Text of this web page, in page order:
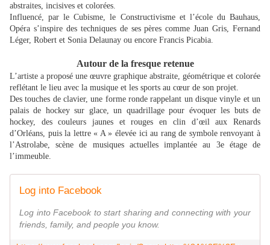
abstraites, incisives et colorées.
Influencé, par le Cubisme, le Constructivisme et l’école du Bauhaus,
Opéra s’inspire des techniques de ses pères comme Juan Gris, Fernand
Léger, Robert et Sonia Delaunay ou encore Francis Picabia.
Autour de la fresque retenue
L’artiste a proposé une œuvre graphique abstraite, géométrique et colorée
reflétant le lieu avec la musique et les sports au cœur de son projet.
Des touches de clavier, une forme ronde rappelant un disque vinyle et un
palais de hockey sur glace, un quadrillage pour évoquer les buts de
hockey, des couleurs jaunes et rouges en clin d’œil aux Renards
d’Orléans, puis la lettre « A » élevée ici au rang de symbole renvoyant à
l’Astrolabe, scène de musiques actuelles implantée au 3e étage de
l’immeuble.
Log into Facebook
Log into Facebook to start sharing and connecting with your
friends, family, and people you know.